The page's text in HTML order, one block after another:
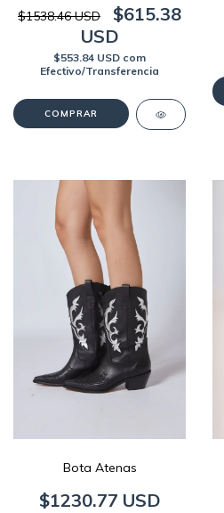
$1538.46 USD
$615.38
USD
$553.84 USD com
Efectivo/Transferencia
COMPRAR
Bota Atenas
$1230.77 USD